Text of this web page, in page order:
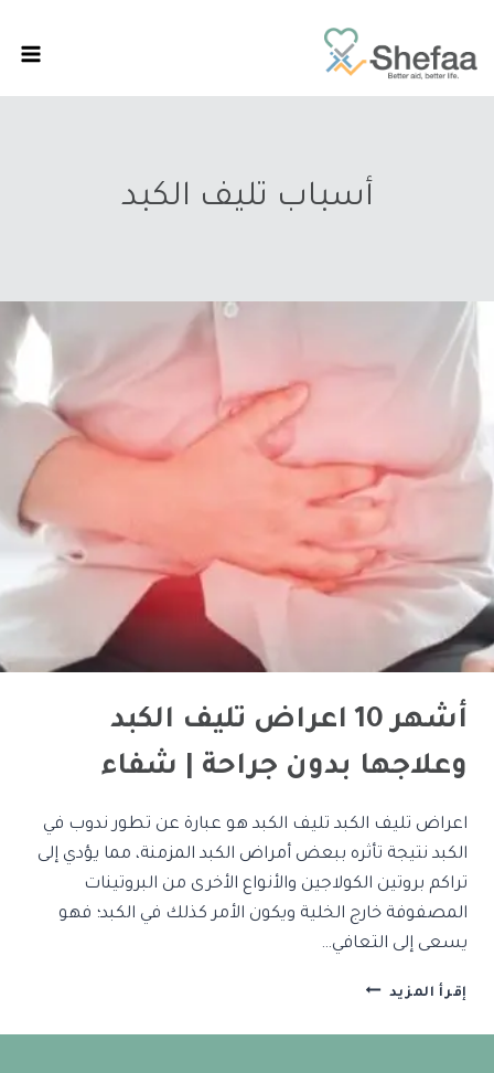
أسباب تليف الكبد
أشهر 10 اعراض تليف الكبد
وعلاجها بدون جراحة | شفاء
اعراض تليف الكبد تليف الكبد هو عبارة عن تطور ندوب في
الكبد نتيجة تأثره ببعض أمراض الكبد المزمنة، مما يؤدي إلى
تراكم بروتين الكولاجين والأنواع الأخرى من البروتينات
المصفوفة خارج الخلية ويكون الأمر كذلك في الكبد؛ فهو
يسعى إلى التعافي…
إقرأ المزيد